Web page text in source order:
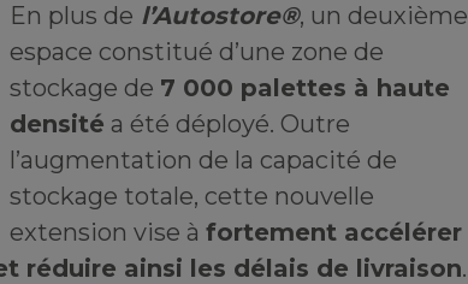
En plus de l’Autostore®, un deuxième
espace constitué d’une zone de
stockage de 7 000 palettes à haute
densité a été déployé. Outre
l’augmentation de la capacité de
stockage totale, cette nouvelle
extension vise à fortement accélérer
réduire ainsi les délais de livraison.